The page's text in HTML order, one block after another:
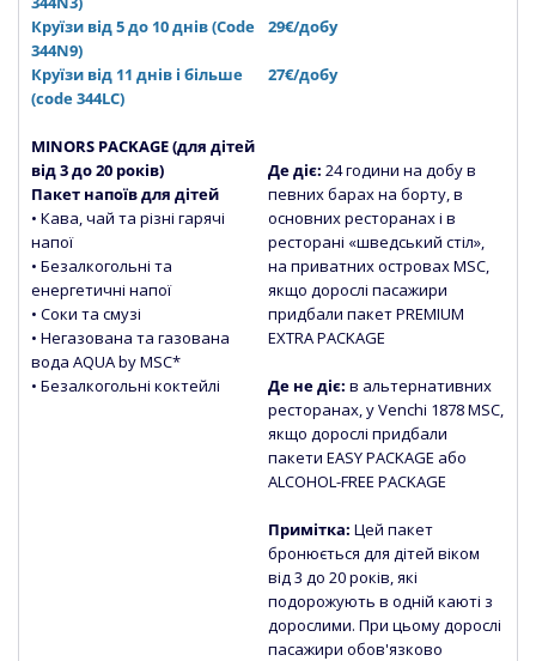
Круїзи від 5 до 10 днів (Сode
344N9)
29€/добу
Круїзи від 11 днів і більше
(code 344LC)
27€/добу
MINORS PACKAGE (для дітей
від 3 до 20 років)
Пакет напоїв для дітей
• Кава, чай та різні гарячі
напої
• Безалкогольні та
енергетичні напої
• Соки та смузі
• Негазована та газована
вода AQUA by MSC*
• Безалкогольні коктейлі
Де діє: 24 години на добу в
певних барах на борту, в
основних ресторанах і в
ресторані «шведський стіл»,
на приватних островах MSC,
якщо дорослі пасажири
придбали пакет PREMIUM
EXTRA PACKAGE
Де не діє: в альтернативних
ресторанах, у Venchi 1878 MSC,
якщо дорослі придбали
пакети EASY PACKAGE або
ALCOHOL-FREE PACKAGE
Примітка: Цей пакет
бронюється для дітей віком
від 3 до 20 років, які
подорожують в одній каюті з
дорослими. При цьому дорослі
пасажири обов'язково